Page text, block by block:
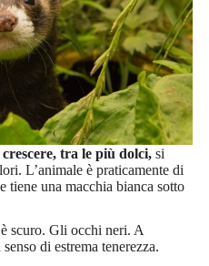
tra le più dolci, si
L’animale è praticamente di
tiene una macchia bianca sotto
scuro. Gli occhi neri. A
di estrema tenerezza.